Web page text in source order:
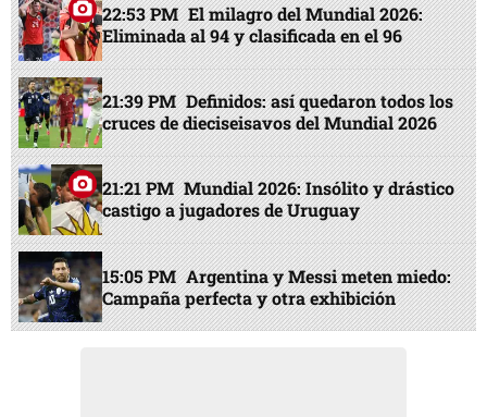
22:53 PM El milagro del Mundial 2026:
Eliminada al 94 y clasificada en el 96
21:39 PM Definidos: así quedaron todos los
cruces de dieciseisavos del Mundial 2026
21:21 PM Mundial 2026: Insólito y drástico
castigo a jugadores de Uruguay
15:05 PM Argentina y Messi meten miedo:
Campaña perfecta y otra exhibición